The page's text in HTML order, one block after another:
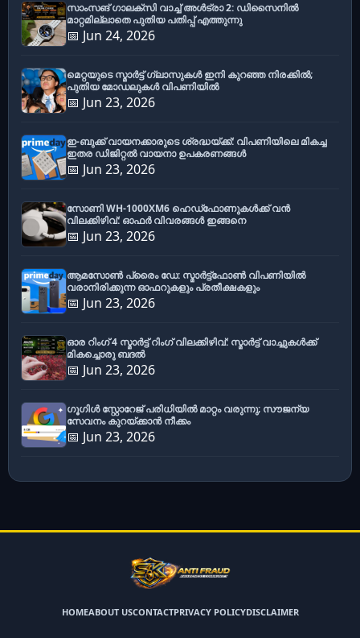
സാംസങ് ഗാലക്സി വാച്ച് അൾട്രാ 2: ഡിസൈനിൽ
മാറ്റമില്ലാതെ പുതിയ പതിപ്പ് എത്തുന്നു
📅 Jun 24, 2026
മെറ്റയുടെ സ്മാർട്ട് ഗ്ലാസുകൾ ഇനി കുറഞ്ഞ നിരക്കിൽ;
പുതിയ മോഡലുകൾ വിപണിയിൽ
📅 Jun 23, 2026
ഇ-ബുക്ക് വായനക്കാരുടെ ശ്രദ്ധയ്ക്ക്: വിപണിയിലെ മികച്ച
ഇതര ഡിജിറ്റൽ വായനാ ഉപകരണങ്ങൾ
📅 Jun 23, 2026
സോണി WH-1000XM6 ഹെഡ്‌ഫോണുകൾക്ക് വൻ
വിലക്കിഴിവ്: ഓഫർ വിവരങ്ങൾ ഇങ്ങനെ
📅 Jun 23, 2026
ആമസോൺ പ്രൈം ഡേ: സ്മാർട്ട്ഫോൺ വിപണിയിൽ
വരാനിരിക്കുന്ന ഓഫറുകളും പ്രതീക്ഷകളും
📅 Jun 23, 2026
ഓര റിംഗ് 4 സ്മാർട്ട് റിംഗ് വിലക്കിഴിവ്: സ്മാർട്ട് വാച്ചുകൾക്ക്
മികച്ചൊരു ബദൽ
📅 Jun 23, 2026
ഗൂഗിൾ സ്റ്റോറേജ് പരിധിയിൽ മാറ്റം വരുന്നു; സൗജന്യ
സേവനം കുറയ്ക്കാൻ നീക്കം
📅 Jun 23, 2026
HOMEABOUT USCONTACTPRIVACY POLICYDISCLAIMER